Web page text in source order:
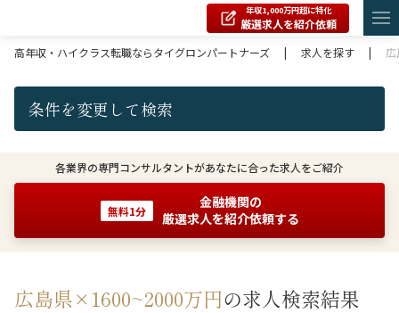
年収1,000万円超に特化
厳選求人を紹介依頼
高年収・ハイクラス転職ならタイグロンパートナーズ
| 求人を探す |
条件を変更して検索
各業界の専門コンサルタントがあなたに合った求人をご紹介
無料1分
金融機関の
厳選求人を紹介依頼する
広島県×1600~2000万円の求人検索結果